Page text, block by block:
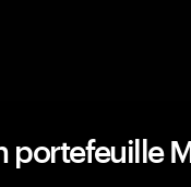
portefeuille